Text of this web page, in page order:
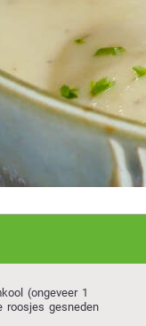
(ongeveer 1
roosjes gesneden